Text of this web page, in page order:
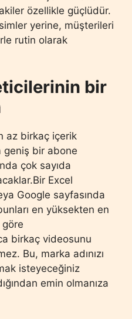
özellikle güçlüdür.
yerine, müşterileri
rutin olarak
bir
az birkaç içerik
geniş bir abone
çok sayıda
Excel
Google sayfasında
en yüksekten en
birkaç videosunu
Bu, marka adınızı
isteyeceğiniz
emin olmanıza